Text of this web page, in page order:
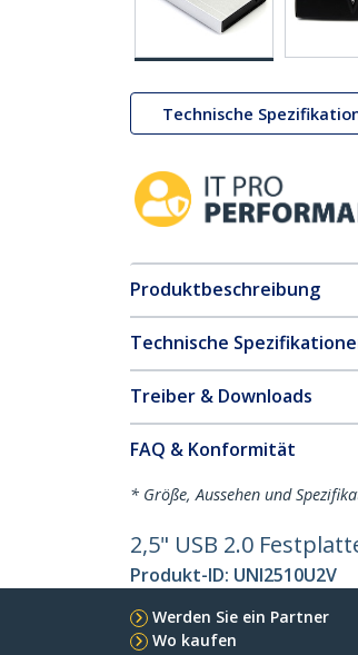
Technische
Produktbeschreibung
Technische
Treiber & Downloads
FAQ & Konformität
* Größe, Aussehen und
2,5" USB 2.0
Produkt-ID: UNI2510U2V
Werden Sie ein Partner
Wo kaufen